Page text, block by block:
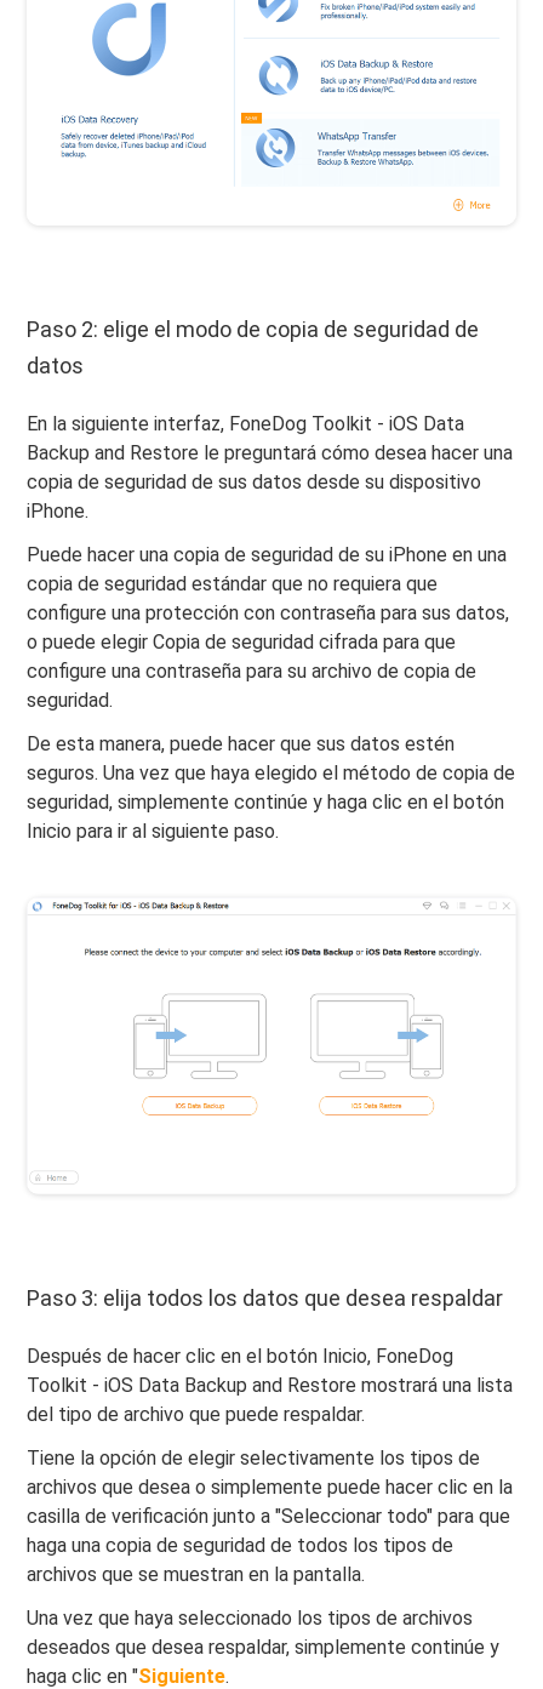
Paso 2: elige el modo de copia de seguridad de
datos
En la siguiente interfaz, FoneDog Toolkit - iOS Data
Backup and Restore le preguntará cómo desea hacer una
copia de seguridad de sus datos desde su dispositivo
iPhone.
Puede hacer una copia de seguridad de su iPhone en una
copia de seguridad estándar que no requiera que
configure una protección con contraseña para sus datos,
o puede elegir Copia de seguridad cifrada para que
configure una contraseña para su archivo de copia de
seguridad.
De esta manera, puede hacer que sus datos estén
seguros. Una vez que haya elegido el método de copia de
seguridad, simplemente continúe y haga clic en el botón
Inicio para ir al siguiente paso.
Paso 3: elija todos los datos que desea respaldar
Después de hacer clic en el botón Inicio, FoneDog
Toolkit - iOS Data Backup and Restore mostrará una lista
del tipo de archivo que puede respaldar.
Tiene la opción de elegir selectivamente los tipos de
archivos que desea o simplemente puede hacer clic en la
casilla de verificación junto a "Seleccionar todo" para que
haga una copia de seguridad de todos los tipos de
archivos que se muestran en la pantalla.
Una vez que haya seleccionado los tipos de archivos
deseados que desea respaldar, simplemente continúe y
haga clic en "Siguiente.